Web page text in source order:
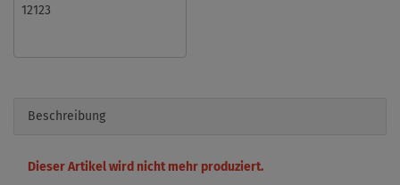
12123
Beschreibung
Dieser Artikel wird nicht mehr produziert.